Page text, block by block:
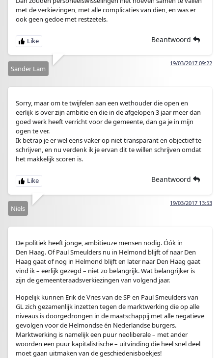
met de verkiezingen, met alle complicaties van dien, en was er
ook geen gedoe met restzetels.
Beantwoord
19/03/2017 09:22
Sander Lam
Sorry, maar om te twijfelen aan een wethouder die open en
eerlijk is over zijn ambitie en die in de afgelopen 3 jaar meer dan
goed werk heeft verricht voor de gemeente, dan ga je in mijn
ogen te ver.
Ik betrap je er wel eens vaker op niet transparant en objectief te
schrijven, en nu verdenk ik je ervan dit te willen schrijven omdat
het makkelijk scoren is.
Beantwoord
19/03/2017 13:53
Niels
De politiek heeft jonge, ambitieuze mensen nodig. Óók in
Den Haag. Of Paul Smeulders nu in Helmond blijft of naar Den
Haag gaat of nog in Helmond blijft en later naar Den Haag gaat
vind ik – eerlijk gezegd – niet zo belangrijk. Wat belangrijker is
zijn de gemeenteraadsverkiezingen van volgend jaar.
Hopelijk kunnen Erik de Vries van de SP en Paul Smeulders van
GL zich gezamenlijk inzetten tegen de marktwerking die op alle
niveaus is doorgedrongen in de maatschappij met alle negatieve
gevolgen voor de Helmondse én Nederlandse burgers.
Marktwerking is namelijk een puur neoliberale – met ander
woorden een puur kapitalistische – uitvinding die heel snel deel
moet gaan uitmaken van de geschiedenisboekjes!